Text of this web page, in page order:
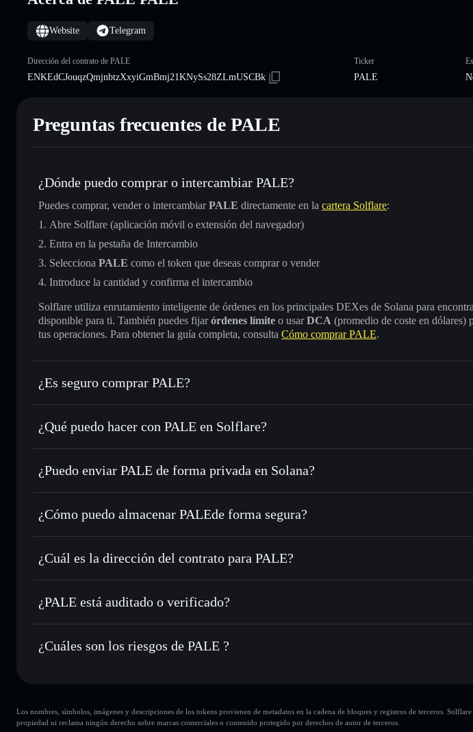
Website Telegram
Dirección del contrato de PALE
ENKEdCJouqzQmjnbtzXxyiGmBmj21KNySs28ZLmUSCBk
Ticker
PALE
Preguntas frecuentes de PALE
¿Dónde puedo comprar o intercambiar PALE?
Puedes comprar, vender o intercambiarPALE directamente en la cartera Solflare:
Abre Solflare (aplicación móvil o extensión del navegador)
Entra en la pestaña de Intercambio
Selecciona PALE como el token que deseas comprar o vender
Introduce la cantidad y confirma el intercambio
Solflare utiliza enrutamiento inteligente de órdenes en los principales DEXes de Solana para
disponible para ti. También puedes fijarórdenes límite o usarDCA (promedio de coste en dólares)
tus operaciones. Para obtener la guía completa, consulta Cómo comprar PALE.
¿Es seguro comprar PALE?
PALE no está verificado
¿Qué puedo hacer con PALE en Solflare?
PALE
cartera de Solflare
Intercambiar al instante: operar con PALE para SOL, USDC o miles de otros tokens de Solana
Utilizar DCA: promedio de coste en dólares en PALE a lo largo del tiempo
Enviar de forma privada: transferir PALE sin vincular públicamente las carteras usando el
integrado de Solflare
Holdear de forma segura : almacenar PALE en una cartera sin custodia donde tú controla tus
¿Puedo enviar PALE de forma privada en Solana?
agregador de privacidad
¿Cómo puedo almacenar PALEde forma segura?
PALE cartera sin custodia Solflare
¿Cuál es la dirección del contrato para PALE?
PALE
ENKEdCJouqzQmjnbtzXxyiGmBmj21KNySs28ZLmUSCBk
¿PALE está auditado o verificado?
PALE no está verificado actualmente
¿Cuáles son los riesgos de PALE ?
Los nombres, símbolos, imágenes y descripciones de los tokens provienen de metadatos en la cadena de bloques y registros de terceros.
propiedad ni reclama ningún derecho sobre marcas comerciales o contenido protegido por derechos de autor de terceros.